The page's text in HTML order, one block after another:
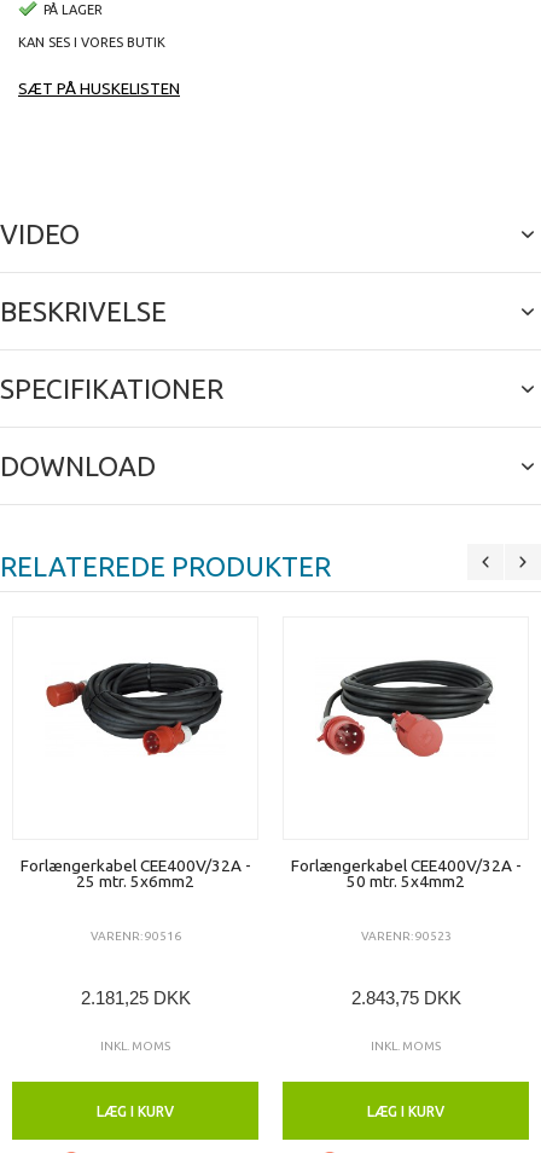
PÅ LAGER
KAN SES I VORES BUTIK
SÆT PÅ HUSKELISTEN
VIDEO
BESKRIVELSE
SPECIFIKATIONER
DOWNLOAD
RELATEREDE PRODUKTER
Forlængerkabel CEE400V/32A -
25 mtr. 5x6mm2
VARENR: 90516
2.181,25 DKK
INKL. MOMS
LÆG I KURV
Forlængerkabel CEE400V/32A -
50 mtr. 5x4mm2
VARENR: 90523
2.843,75 DKK
INKL. MOMS
LÆG I KURV